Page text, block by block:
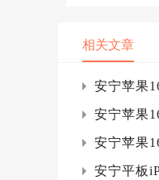
相关文章
安宁苹果
安宁苹果
安宁苹果
安宁平板